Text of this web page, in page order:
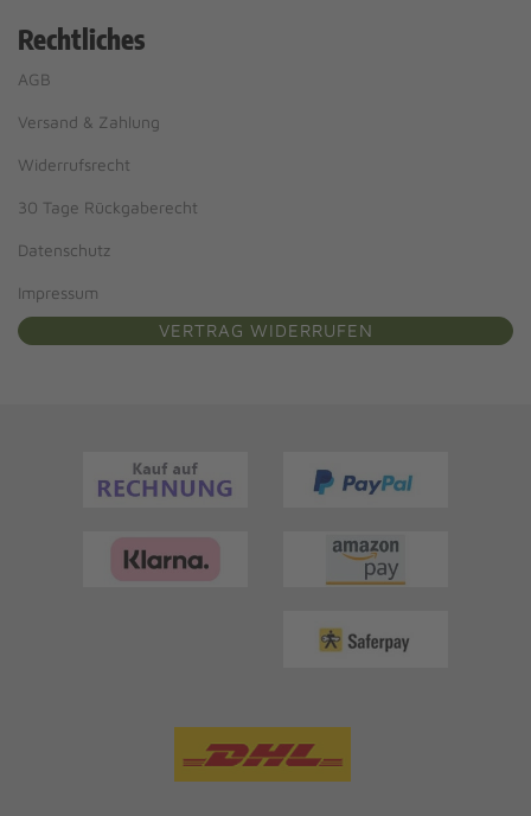
Rechtliches
AGB
Versand & Zahlung
Widerrufsrecht
30 Tage Rückgaberecht
Datenschutz
Impressum
VERTRAG WIDERRUFEN